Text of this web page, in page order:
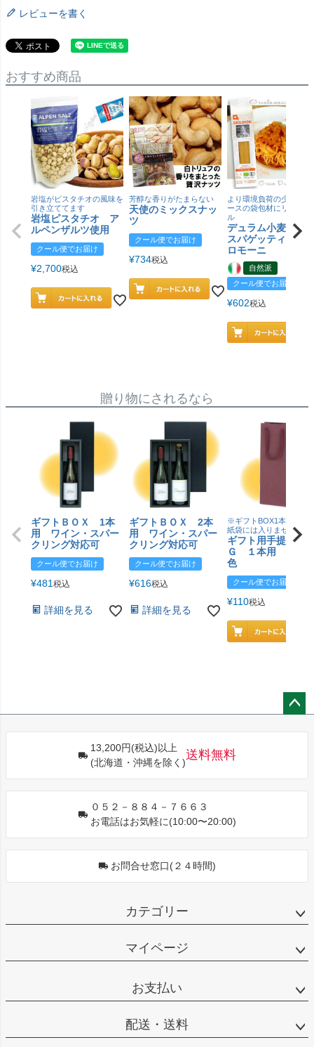
レビューを書く
おすすめ商品
岩塩がピスタチオの風味を
引き立ててます
岩塩ピスタチオ ア
ルペンザルツ使用
クール便でお届け
¥2,700税込
芳醇な香りがたまらない
天使のミックスナッ
ツ
クール便でお届け
¥734税込
より環境負荷の少ない紙
ースの袋包材にリニュー
ル
デュラム小麦 有
スパゲッティ／ジ
ロモーニ
自然派
クール便でお届け
¥602税込
贈り物にされるなら
ギフトＢＯＸ 1本
用 ワイン・スパー
クリング対応可
クール便でお届け
¥481 税込
詳細を見る
ギフトＢＯＸ 2本
用 ワイン・スパー
クリング対応可
クール便でお届け
¥616税込
詳細を見る
※ギフトBOX1本用はこ
紙袋には入りません
ギフト用手提げＢ
Ｇ １本用 エン
色
クール便でお届け
¥110税込
13,200円(税込)以上
(北海道・沖縄を除く)
送料無料
０５２－８８４－７６６３
お電話はお気軽に(10:00〜20:00)
お問合せ窓口(２４時間)
カテゴリー
マイページ
お支払い
配送・送料